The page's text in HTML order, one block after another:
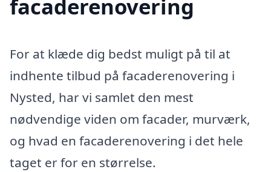
facaderenovering
For at klæde dig bedst muligt på til at
indhente tilbud på facaderenovering i
Nysted, har vi samlet den mest
nødvendige viden om facader, murværk,
og hvad en facaderenovering i det hele
taget er for en størrelse.